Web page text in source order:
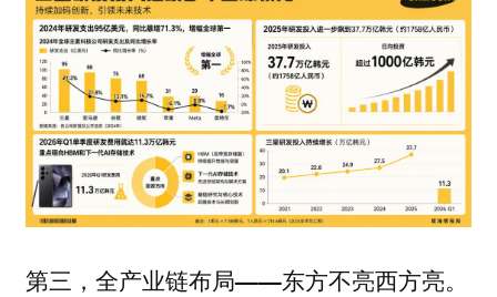
第三，全产业链布局——东方不亮西方亮。